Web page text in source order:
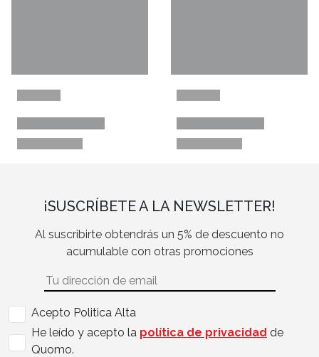
¡SUSCRÍBETE A LA NEWSLETTER!
Al suscribirte obtendrás un 5% de descuento no
acumulable con otras promociones
Acepto Politica Alta
He leído y acepto la política de privacidad de
Quomo.